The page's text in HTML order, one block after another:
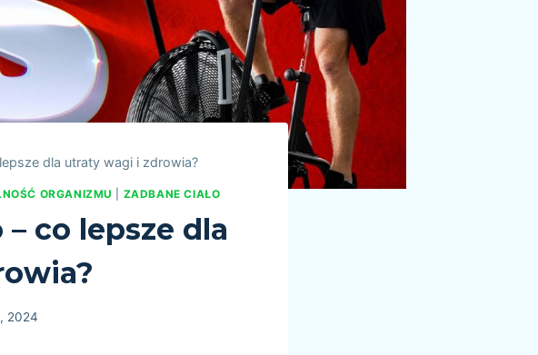
dla utraty wagi i zdrowia?
ORGANIZMU ZADBANE CIAŁO
co lepsze dla
2024